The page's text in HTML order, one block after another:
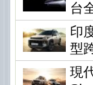
台
印
型
現